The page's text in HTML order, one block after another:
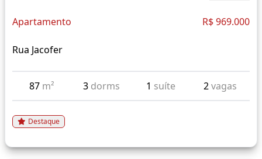
Apartamento R$ 969.000
Rua Jacofer
87 m² 3 dorms 1 suíte 2vagas
Destaque